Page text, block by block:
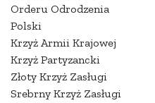
Orderu Odrodzenia
Polski
Krzyż Armii Krajowej
Krzyż Partyzancki
Złoty Krzyż Zasługi
Srebrny Krzyż Zasługi